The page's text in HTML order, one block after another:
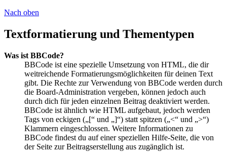
Nach oben
Textformatierung und Thementypen
Was ist BBCode?
BBCode ist eine spezielle Umsetzung von HTML, die dir
weitreichende Formatierungsmöglichkeiten für deinen Text
gibt. Die Rechte zur Verwendung von BBCode werden durch
die Board-Administration vergeben, können jedoch auch
durch dich für jeden einzelnen Beitrag deaktiviert werden.
BBCode ist ähnlich wie HTML aufgebaut, jedoch werden
Tags von eckigen („[“ und „]“) statt spitzen („<“ und „>“)
Klammern eingeschlossen. Weitere Informationen zu
BBCode findest du auf einer speziellen Hilfe-Seite, die von
der Seite zur Beitragserstellung aus zugänglich ist.